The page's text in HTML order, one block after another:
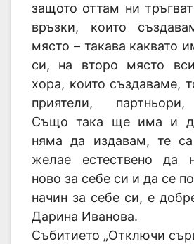
защото оттам ни
връзки, които
място – такава каквато
си, на второ място
хора, които създаваме,
приятели, партньори,
Също така ще има и
няма да издавам, те
желае естествено да
ново за себе си и да се
начин за себе си, е
Дарина Иванова.
Събитието „Отключи